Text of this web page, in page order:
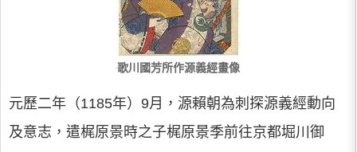
歌川國芳所作源義經畫像
元歷二年（1185年）9月，源賴朝為刺探源義經動向
及意志，遣梶原景時之子梶原景季前往京都堀川御